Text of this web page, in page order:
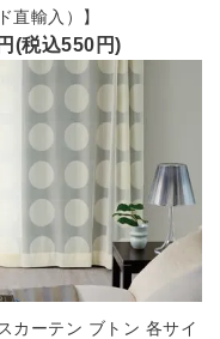
直輸入）】
(税込550円)
カーテン ブトン 各サイ